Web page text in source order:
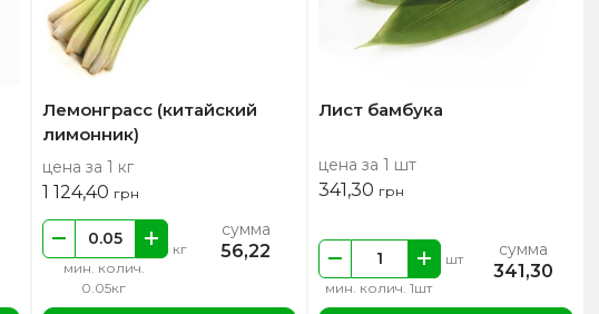
Лемонграсс (китайский
лимонник)
цена за 1 кг
1 124,40 грн
мин. колич.
0.05кг
кг
сумма
56,22
Лист бамбука
цена за 1 шт
341,30 грн
мин. колич. 1шт
шт сумма
341,30